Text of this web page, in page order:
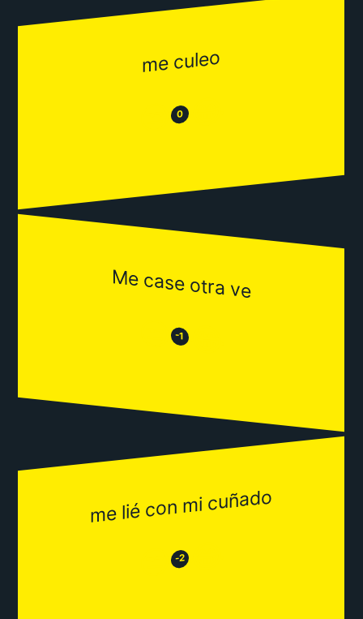
me culeo
😒 0 😂
Me case otra ve
😒 -1 😂
me lié con mi cuñado
😒 -2 😂